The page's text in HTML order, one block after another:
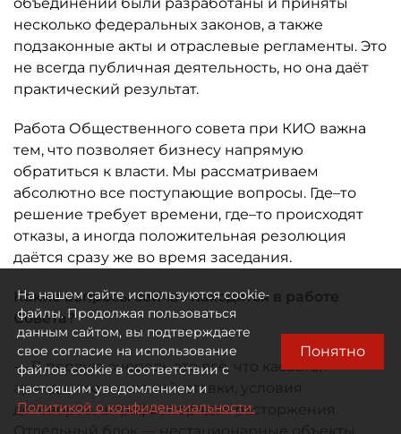
несколько федеральных законов, а также
подзаконные акты и отраслевые регламенты. Это
не всегда публичная деятельность, но она даёт
практический результат.
Работа Общественного совета при КИО важна
тем, что позволяет бизнесу напрямую
обратиться к власти. Мы рассматриваем
абсолютно все поступающие вопросы. Где–то
решение требует времени, где–то происходят
отказы, а иногда положительная резолюция
даётся сразу же во время заседания.
Какие вопросы сейчас находятся в работе
Совета?
— В первую очередь это всё, что касается
арендных отношений: ставки, условия
договоров, штрафы, порядок расторжения.
На нашем сайте используются cookie-
файлы. Продолжая пользоваться
данным сайтом, вы подтверждаете
свое согласие на использование
файлов cookie в соответствии с
настоящим уведомлением и
Политикой о конфиденциальности.
Понятно